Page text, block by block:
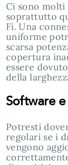
Ci sono
soprattutto
Fi. Una
uniforme
scarsa
copertura
essere
della
Software
Potresti
regolari se i
vengono